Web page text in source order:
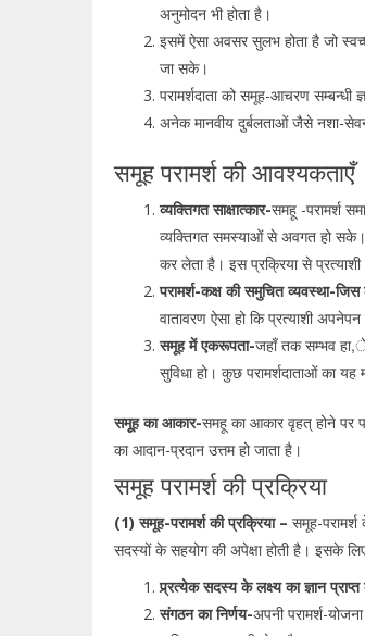
अनुमोदन भी होता है।
इसमें ऐसा अवसर सुलभ होता है जो
जा सके।
परामर्शदाता को समूह-आचरण सम्बन्धी
अनेक मानवीय दुर्बलताओं जैसे नशा-
समूह परामर्श की आवश्यकताएँ
व्यक्तिगत साक्षात्कार-समहू -परामर्श
व्यक्तिगत समस्याओं से अवगत हो सके।
कर लेता है। इस प्रक्रिया से
परामर्श-कक्ष की समुचित व्यवस्था-
वातावरण ऐसा हो कि प्रत्याशी
समूह में एकरूपता-जहाँ तक सम्भव हा,े
सुविधा हो। कुछ परामर्शदाताओं का
समूूह का आकार-समहू का आकार वृहत् होने पर
का आदान-प्रदान उत्तम हो जाता है।
समूह परामर्श की प्रक्रिया
(1) समूह-परामर्श की प्रक्रिया – समूह-
सदस्यों के सहयोग की अपेक्षा होती है। इसके
प्र्रत्येक सदस्य के लक्ष्य का ज्ञान
संगठन का निर्णय-अपनी परामर्श-